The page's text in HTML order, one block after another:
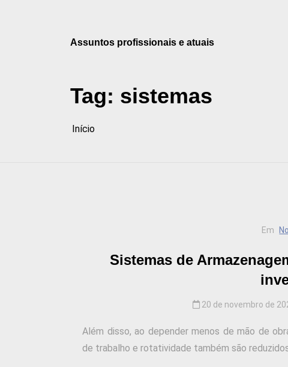
Assuntos profissionais e atuais
Tag: sistemas
Início
Em
Sistemas de
20 de novembro de
Além disso, ao depender menos de mão de
de trabalho e rotatividade também são